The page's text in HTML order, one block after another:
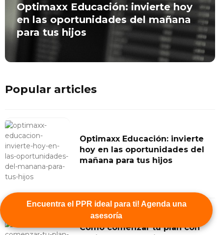
Encuentra el PPR ideal para ti! Agenda una
asesoría
Optimaxx Educación: invierte hoy
en las oportunidades del mañana
para tus hijos
Popular articles
Optimaxx Educación: invierte
hoy en las oportunidades del
mañana para tus hijos
Cómo comenzar tu plan con